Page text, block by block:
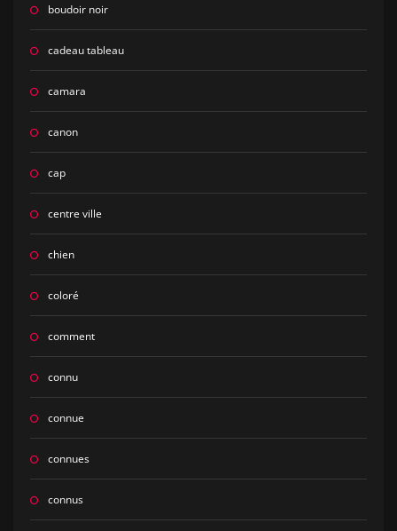
boudoir noir
cadeau tableau
camara
canon
cap
centre ville
chien
coloré
comment
connu
connue
connues
connus